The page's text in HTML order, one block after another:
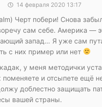
14 февраля 2020 13:17
Черт побери! Снова
сам себе. Америка —
запад… Я уже сам
с них пример или нет
у меня методички
поменяете и отсыпете ещё
доблестно защищать
вашей страны.